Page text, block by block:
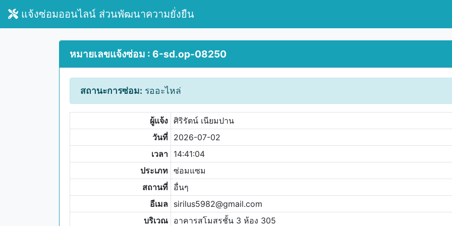
แจ้งซ่อมออนไลน์ ส่วนพัฒนาความยั่งยืน
หมายเลขแจ้งซ่อม : 6-sd.op-08250
สถานะการซ่อม: รออะไหล่
ผู้แจ้ง ศิริรัตน์ เนียมปาน
วันที่ 2026-07-02
เวลา 14:41:04
ประเภท ซ่อมแซม
สถานที่ อื่นๆ
อีเมล sirilus5982@gmail.com
บริเวณ อาคารสโมสรชั้น 3 ห้อง 305